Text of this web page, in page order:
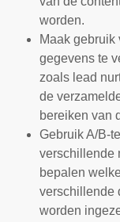
worden.
Maak gebruik
gegevens te
zoals lead
de
bereiken van
Gebruik A/B-
verschillende
bepalen
verschillende
worden